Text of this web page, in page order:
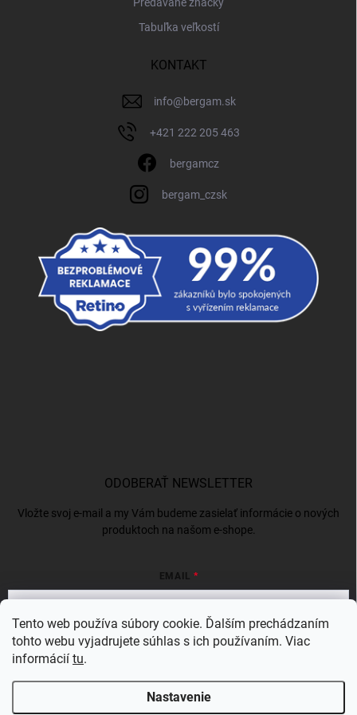
Tento web používa súbory cookie. Ďalším prechádzaním
tohto webu vyjadrujete súhlas s ich používaním. Viac
informácií tu.
Nastavenie
Tabuľka veľkostí
KONTAKT
info@bergam.sk
+421 222 205 463
bergamcz
bergam_czsk
ODOBERAŤ NEWSLETTER
Vložte svoj e-mail a my Vám budeme zasielať informácie o nových
produktoch na našom e-shope.
EMAIL
Vložením e-mailu súhlasíte s
Prihlásiť sa